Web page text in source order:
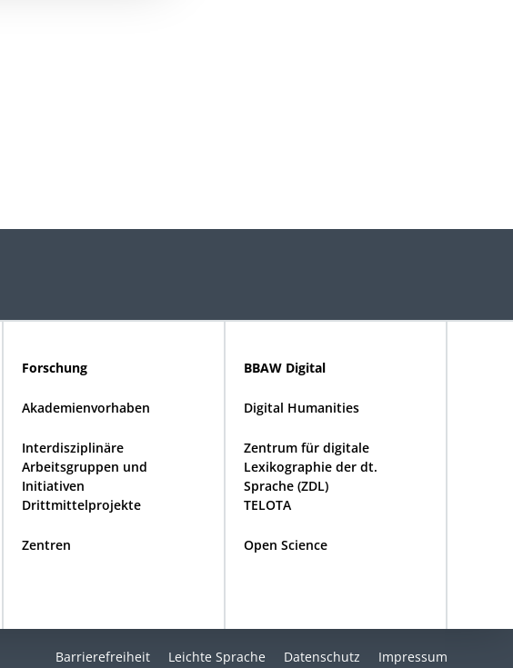
Forschung
Akademienvorhaben
Interdisziplinäre
Arbeitsgruppen und
Initiativen
Drittmittelprojekte
Zentren
BBAW Digital
Digital Humanities
Zentrum für digitale
Lexikographie der dt.
Sprache (ZDL)
TELOTA
Open Science
Barrierefreiheit Leichte Sprache Datenschutz Impressum